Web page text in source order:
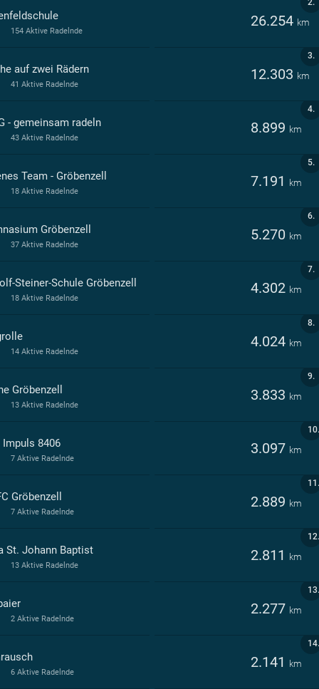
2.
26.254 km
154 Aktive Radelnde
3.
auf zwei Rädern 12.303 km
41 Aktive Radelnde
4.
- gemeinsam radeln 8.899 km
43 Aktive Radelnde
5.
Team - Gröbenzell 7.191 km
18 Aktive Radelnde
6.
Gröbenzell 5.270 km
37 Aktive Radelnde
7.
Steiner-Schule Gröbenzell 4.302 km
18 Aktive Radelnde
8.
4.024 km
14 Aktive Radelnde
9.
Gröbenzell 3.833 km
13 Aktive Radelnde
10.
Impuls 8406 3.097 km
7 Aktive Radelnde
11.
Gröbenzell 2.889 km
7 Aktive Radelnde
12.
St. Johann Baptist 2.811 km
13 Aktive Radelnde
13.
2.277 km
2 Aktive Radelnde
14.
2.141 km
6 Aktive Radelnde